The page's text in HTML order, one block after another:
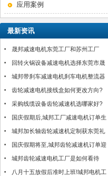
应用案例
最新资讯
晟邦减速电机东莞工厂和苏州工厂
2017年春节放假通知
回转火锅设备减速电机选择东莞市晟
邦机电有限公司?!
城邦带刹车减速电机刹车电机整流器
MH-20TC/MH-25接线方法介绍
齿轮减速电机接线盒如何更改方向?
以台湾城邦CH750-30S为例
采购线缆设备齿轮减速机选哪家好?
城邦25年好品质感动客户!(图)
国庆假期后,城邦工厂减速电机订单生
产交货如期进行,客户满意!
城邦加长轴齿轮减速机定制获东莞礼
品公司肯定!
国庆假期将至,城邦齿轮减速机订单迎
来小高峰!如期安排中!
城邦齿轮减速电机工厂是如何看待
八月十五放假后准时上班!城邦电机工